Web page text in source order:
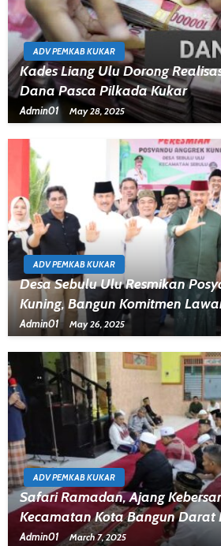
ADV PEMKAB KUKAR
Kades Liang Ulu Dorong
Dana Pasca Pilkada Kukar
Admin01 May 28, 2025
ADV PEMKAB KUKAR
Desa Sebulu Ulu Resmikan
Kuning, Bangun Komitmen
Admin01 May 26, 2025
ADV PEMKAB KUKAR
Safari Ramadan, Ajang
Kecamatan Kota Bangun Darat
Admin01 March 7, 2025